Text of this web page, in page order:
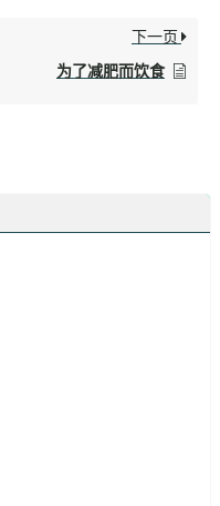
下一页
为了减肥而饮食